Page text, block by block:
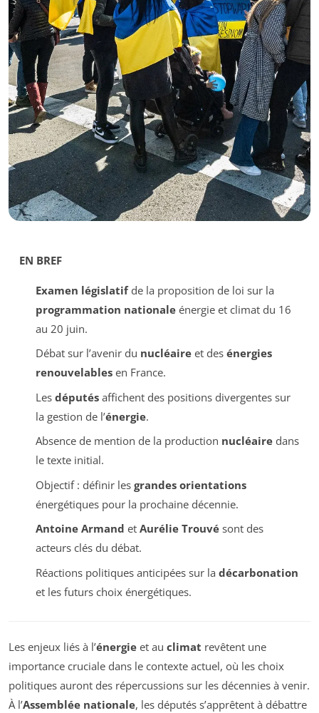
EN BREF
Examen législatifde la proposition de loi sur la
programmation nationaleénergie et climat du 16
au 20 juin.
Débat sur l’avenir du nucléaireet des énergies
renouvelablesen France.
Les députésaffichent des positions divergentes sur
la gestion de l’énergie.
Absence de mention de la production nucléairedans
le texte initial.
Objectif : définir les grandes orientations
énergétiques pour la prochaine décennie.
Antoine Armand et Aurélie Trouvésont des
acteurs clés du débat.
Réactions politiques anticipées sur la décarbonation
et les futurs choix énergétiques.
Les enjeux liés à l’énergie et au climat revêtent une
importance cruciale dans le contexte actuel, où les choix
politiques auront des répercussions sur les décennies à venir.
À l’Assemblée nationale, les députés s’apprêtent à débattre